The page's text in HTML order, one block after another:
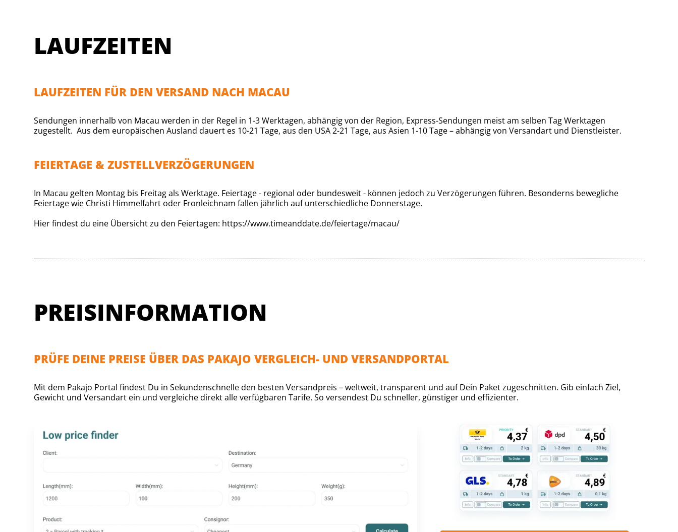
LAUFZEITEN
LAUFZEITEN FÜR DEN VERSAND NACH MACAU
Sendungen innerhalb von Macau werden in der Regel in 1-3 Werktagen, abhängig von der Region, Express-Sendungen meist am selben Tag Werktagen
zugestellt. Aus dem europäischen Ausland dauert es 10-21 Tage, aus den USA 2-21 Tage, aus Asien 1-10 Tage – abhängig von Versandart und Dienstleister.
FEIERTAGE & ZUSTELLVERZÖGERUNGEN
In Macau gelten Montag bis Freitag als Werktage. Feiertage - regional oder bundesweit - können jedoch zu Verzögerungen führen. Besonderns bewegliche
Feiertage wie Christi Himmelfahrt oder Fronleichnam fallen jährlich auf unterschiedliche Donnerstage.
Hier findest du eine Übersicht zu den Feiertagen: https://www.timeanddate.de/feiertage/macau/
PREISINFORMATION
PRÜFE DEINE PREISE ÜBER DAS PAKAJO VERGLEICH- UND VERSANDPORTAL
Mit dem Pakajo Portal findest Du in Sekundenschnelle den besten Versandpreis – weltweit, transparent und auf Dein Paket zugeschnitten. Gib einfach Ziel,
Gewicht und Versandart ein und vergleiche direkt alle verfügbaren Tarife. So versendest Du schneller, günstiger und effizienter.